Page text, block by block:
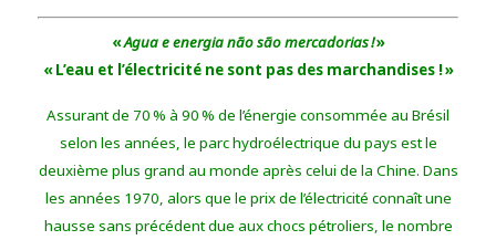
«Agua e energia não são mercadorias !»
« L’eau et l’électricité ne sont pas des marchandises ! »
Assurant de 70 % à 90 % de l’énergie consommée au Brésil
selon les années, le parc hydroélectrique du pays est le
deuxième plus grand au monde après celui de la Chine. Dans
les années 1970, alors que le prix de l’électricité connaît une
hausse sans précédent due aux chocs pétroliers, le nombre